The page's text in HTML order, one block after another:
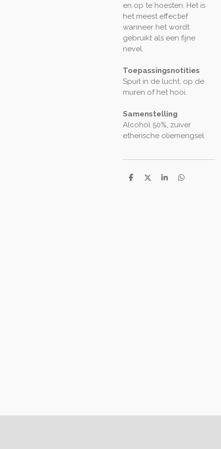
en op te hoesten. Het is
het meest effectief
wanneer het wordt
gebruikt als een fijne
nevel.
Toepassingsnotities
Spuit in de lucht, op de
muren of het hooi.
Samenstelling
Alcohol 50%, zuiver
etherische oliemengsel.
D
D
S
D